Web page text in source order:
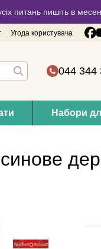
питань пишіть в
Угода користувача
044 344
Набори